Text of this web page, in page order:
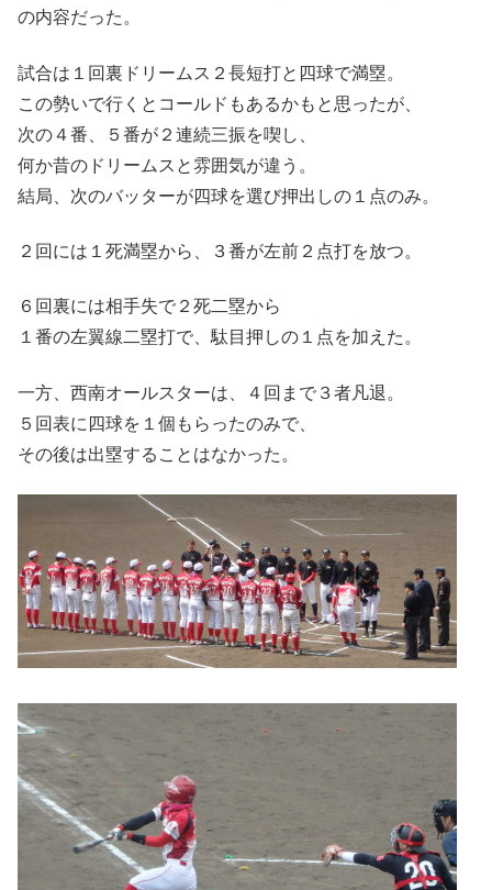
の内容だった。
試合は１回裏ドリームス２長短打と四球で満塁。
この勢いで行くとコールドもあるかもと思ったが、
次の４番、５番が２連続三振を喫し、
何か昔のドリームスと雰囲気が違う。
結局、次のバッターが四球を選び押出しの１点のみ。
２回には１死満塁から、３番が左前２点打を放つ。
６回裏には相手失で２死二塁から
１番の左翼線二塁打で、駄目押しの１点を加えた。
一方、西南オールスターは、４回まで３者凡退。
５回表に四球を１個もらったのみで、
その後は出塁することはなかった。